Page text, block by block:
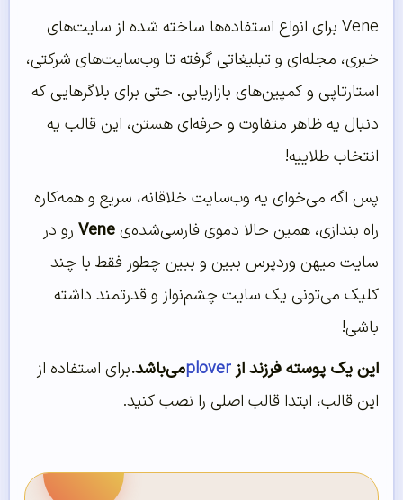
Vene برای انواع استفاده‌ها ساخته شده از سایت‌های
خبری، مجله‌ای و تبلیغاتی گرفته تا وب‌سایت‌های شرکتی،
استارتاپی و کمپین‌های بازاریابی. حتی برای بلاگرهایی که
دنبال یه ظاهر متفاوت و حرفه‌ای هستن، این قالب یه
انتخاب طلاییه!
پس اگه می‌خوای یه وب‌سایت خلاقانه، سریع و همه‌کاره
راه بندازی، همین حالا دموی فارسی‌شده‌یVene رو در
سایت میهن وردپرس ببین و ببین چطور فقط با چند
کلیک می‌تونی یک سایت چشم‌نواز و قدرتمند داشته
باشی!
این یک پوسته فرزند ازploverمی‌باشد.برای استفاده از
این قالب، ابتدا قالب اصلی را نصب کنید.